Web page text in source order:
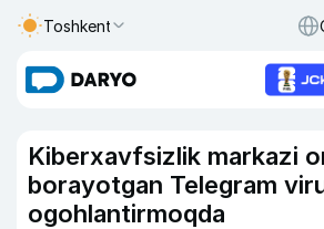
Toshkent
Kiberxavfsizlik markazi
borayotgan Telegram
ogohlantirmoqda